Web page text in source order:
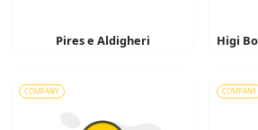
Pires e Aldigheri
COMPANY COMPANY